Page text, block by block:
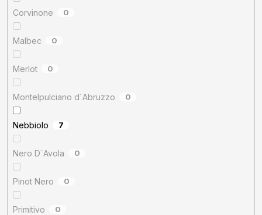
Corvinone 0
Malbec 0
Merlot 0
Montelpulciano d´Abruzzo 0
Nebbiolo 7
Nero D´Avola 0
Pinot Nero 0
Primitivo 0